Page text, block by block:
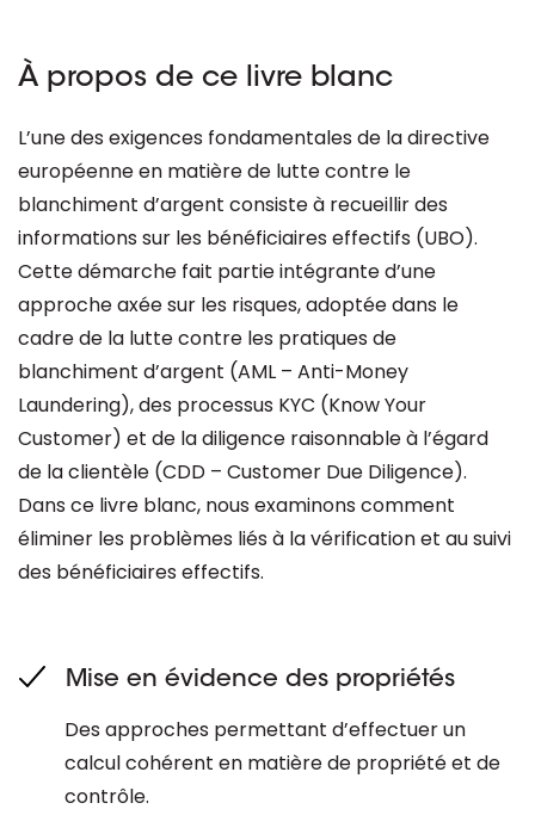
À propos de ce livre blanc
L’une des exigences fondamentales de la directive
européenne en matière de lutte contre le
blanchiment d’argent consiste à recueillir des
informations sur les bénéficiaires effectifs (UBO).
Cette démarche fait partie intégrante d’une
approche axée sur les risques, adoptée dans le
cadre de la lutte contre les pratiques de
blanchiment d’argent (AML – Anti-Money
Laundering), des processus KYC (Know Your
Customer) et de la diligence raisonnable à l’égard
de la clientèle (CDD – Customer Due Diligence).
Dans ce livre blanc, nous examinons comment
éliminer les problèmes liés à la vérification et au suivi
des bénéficiaires effectifs.
Mise en évidence des propriétés
Des approches permettant d’effectuer un
calcul cohérent en matière de propriété et de
contrôle.